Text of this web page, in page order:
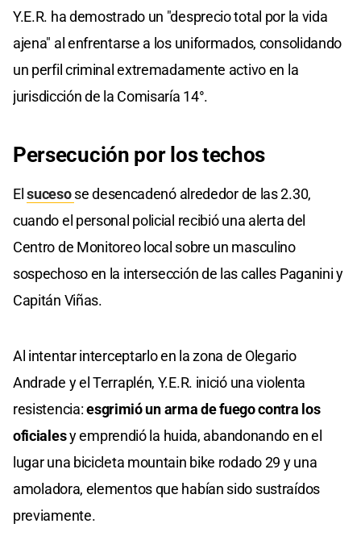
Y.E.R. ha demostrado un "desprecio total por la vida
ajena" al enfrentarse a los uniformados, consolidando
un perfil criminal extremadamente activo en la
jurisdicción de la Comisaría 14°.
Persecución por los techos
Elsucesose desencadenó alrededor de las 2.30,
cuando el personal policial recibió una alerta del
Centro de Monitoreo local sobre un masculino
sospechoso en la intersección de las calles Paganini y
Capitán Viñas.
Al intentar interceptarlo en la zona de Olegario
Andrade y el Terraplén, Y.E.R. inició una violenta
resistencia:esgrimió un arma de fuego contra los
oficialesy emprendió la huida, abandonando en el
lugar una bicicleta mountain bike rodado 29 y una
amoladora, elementos que habían sido sustraídos
previamente.